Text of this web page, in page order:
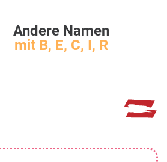
Andere Namen
mit B, E, C, I, R